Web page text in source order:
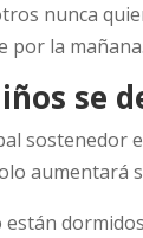
nunca
por la mañana.
se
sostenedor
aumentará